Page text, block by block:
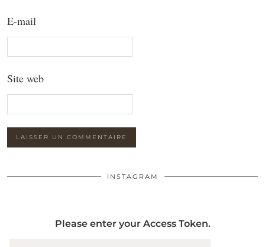
E-mail
Site web
INSTAGRAM
Please enter your Access Token.